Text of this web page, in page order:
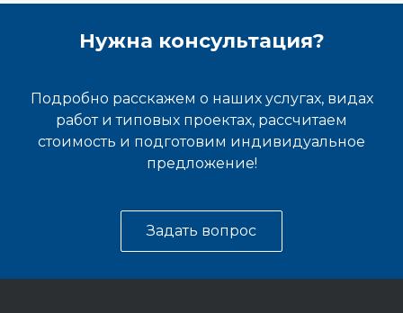
Нужна консультация?
Подробно расскажем о наших услугах, видах
работ и типовых проектах, рассчитаем
стоимость и подготовим индивидуальное
предложение!
Задать вопрос